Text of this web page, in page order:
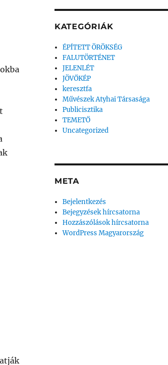
KATEGÓRIÁK
ÉPÍTETT ÖRÖKSÉG
FALUTÖRTÉNET
JELENLÉT
JÖVŐKÉP
keresztfa
Művészek Atyhai Társasága
Publicisztika
TEMETŐ
Uncategorized
META
Bejelentkezés
Bejegyzések hírcsatorna
Hozzászólások hírcsatorna
WordPress Magyarország